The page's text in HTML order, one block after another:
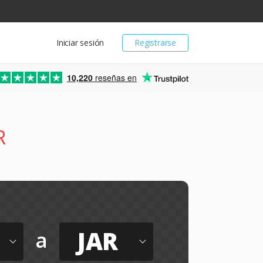
Registrarse
Iniciar sesión
10,220 reseñas en
a JAR